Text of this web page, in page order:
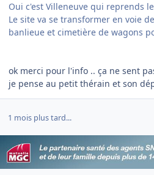
Oui c'est Villeneuve qui reprends
Le site va se transformer en voie
banlieue et cimetière de wagons
ok merci pour l'info .. ça ne sent
je pense au petit thérain et son
1 mois plus tard...